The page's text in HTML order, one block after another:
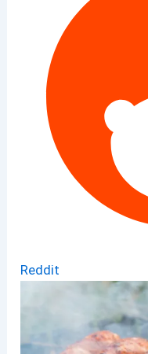
Reddit